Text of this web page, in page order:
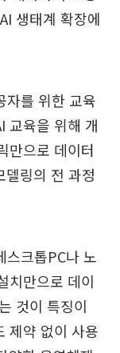
생태계 확장에
자를 위한 교육
교육을 위해 개
만으로 데이터
델링의 전 과정
스크톱PC나 노
치만으로 데이
것이 특징이
제약 없이 사용